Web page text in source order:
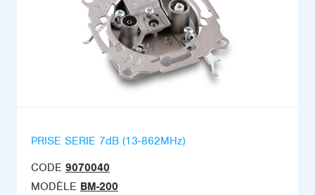
PRISE SERIE 7dB (13-862MHz)
CODE 9070040
MODÈLE BM-200